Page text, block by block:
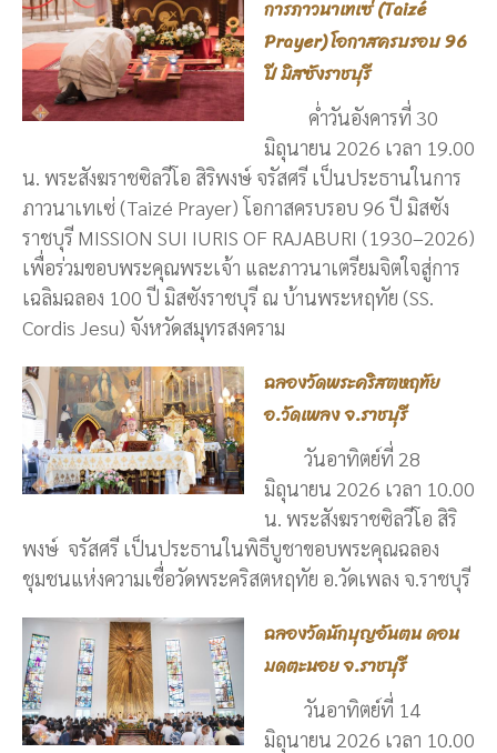
การภาวนาเทเซ่ (Taizé
Prayer) โอกาสครบรอบ 96
ปี มิสซังราชบุรี
ค่ำวันอังคารที่ 30
มิถุนายน 2026 เวลา 19.00
น. พระสังฆราชซิลวีโอ สิริพงษ์ จรัสศรี เป็นประธานในการ
ภาวนาเทเซ่ (Taizé Prayer) โอกาสครบรอบ 96 ปี มิสซัง
ราชบุรี MISSION SUI IURIS OF RAJABURI (1930–2026)
เพื่อร่วมขอบพระคุณพระเจ้า และภาวนาเตรียมจิตใจสู่การ
เฉลิมฉลอง 100 ปี มิสซังราชบุรี ณ บ้านพระหฤทัย (SS.
Cordis Jesu) จังหวัดสมุทรสงคราม
ฉลองวัดพระคริสตหฤทัย
อ.วัดเพลง จ.ราชบุรี
วันอาทิตย์ที่ 28
มิถุนายน 2026 เวลา 10.00
น. พระสังฆราชซิลวีโอ สิริ
พงษ์ จรัสศรี เป็นประธานในพิธีบูชาขอบพระคุณฉลอง
ชุมชนแห่งความเชื่อวัดพระคริสตหฤทัย อ.วัดเพลง จ.ราชบุรี
ฉลองวัดนักบุญอันตน ดอน
มดตะนอย จ.ราชบุรี
วันอาทิตย์ที่ 14
มิถุนายน 2026 เวลา 10.00